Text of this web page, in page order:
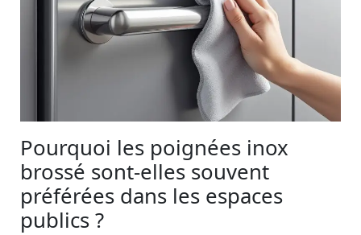
Pourquoi les poignées inox
brossé sont-elles souvent
préférées dans les espaces
publics ?